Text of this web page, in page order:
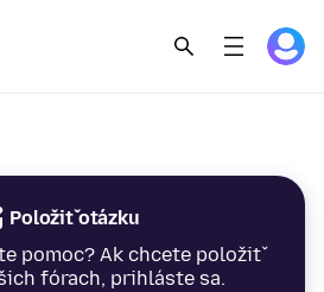
Položiť otázku
pomoc? Ak chcete položiť
fórach, prihláste sa.